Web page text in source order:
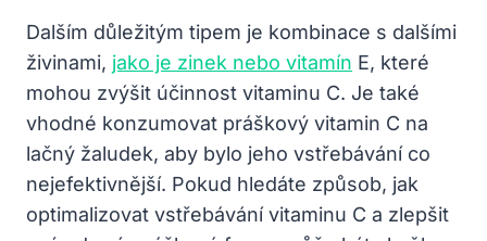
Dalším důležitým ⁤tipem je kombinace s dalšími
živinami, jako je zinek nebo vitamín E, které
⁣mohou zvýšit účinnost vitaminu C. Je také
vhodné konzumovat práškový vitamin C na
lačný žaludek, aby bylo ⁤jeho ‌vstřebávání co
‌nejefektivnější.⁣ Pokud hledáte způsob, jak‍
optimalizovat vstřebávání ⁤vitaminu C⁤ a zlepšit